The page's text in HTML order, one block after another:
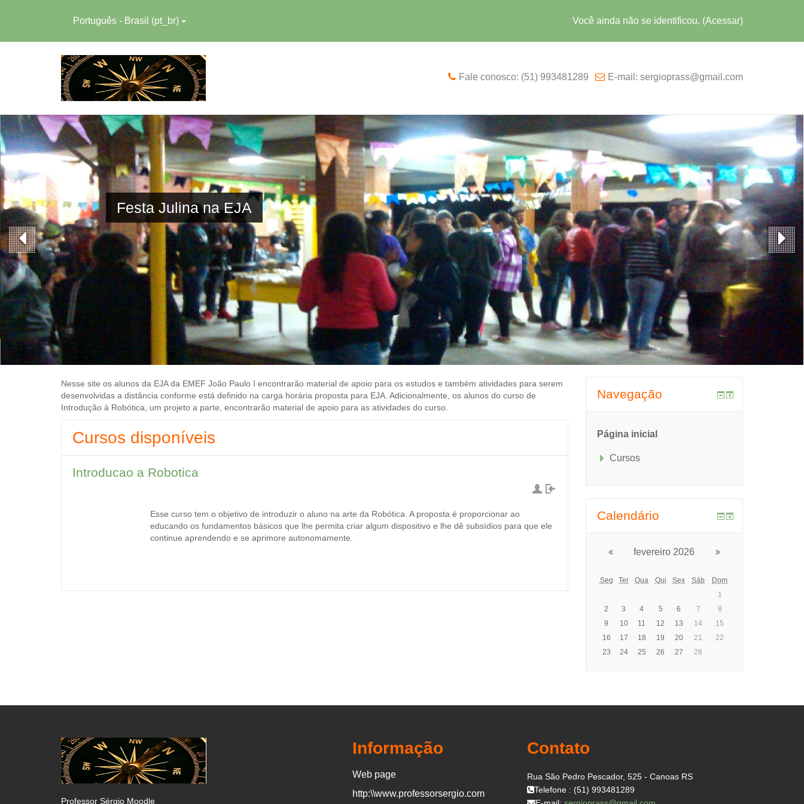
Você ainda não se identificou. (Acessar)
Português - Brasil ‎(pt_br)‎
Fale conosco: (51) 993481289 E-mail: sergioprass@gmail.com
Festa Julina na EJA
Nesse site os alunos da EJA da EMEF João Paulo I encontrarão material de apoio para os estudos e também atividades para serem
desenvolvidas a distância conforme está definido na carga horária proposta para EJA. Adicionalmente, os alunos do curso de
Introdução à Robótica, um projeto a parte, encontrarão material de apoio para as atividades do curso.
Cursos disponíveis
Introducao a Robotica
Esse curso tem o objetivo de introduzir o aluno na arte da Robótica. A proposta é proporcionar ao
educando os fundamentos básicos que lhe permita criar algum dispositivo e lhe dê subsídios para que ele
continue aprendendo e se aprimore autonomamente.
Navegação
Página inicial
Cursos
Calendário
fevereiro 2026
Seg Ter Qua Qui Sex Sáb
Dom
1
2
3 4 5 6 7
8
9
10 11 12 13 14
15
16
17 18 19 20 21
22
23
24 25 26 27 28
Professor Sérgio Moodle
Informação
Web page
http:\\www.professorsergio.com
Contato
Rua São Pedro Pescador, 525 - Canoas RS
Telefone : (51) 993481289